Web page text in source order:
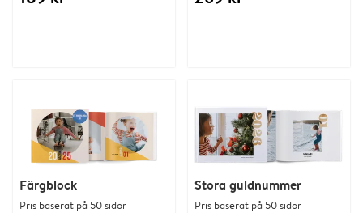
Stora guldnummer
Pris baserat på 50 sidor
Färgblock
Pris baserat på 50 sidor